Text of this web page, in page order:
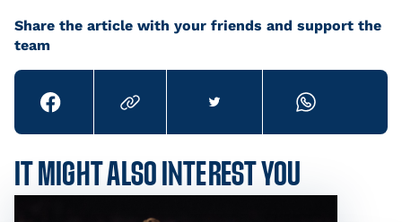
Share the article with your friends and support the
team
IT MIGHT ALSO INTEREST YOU